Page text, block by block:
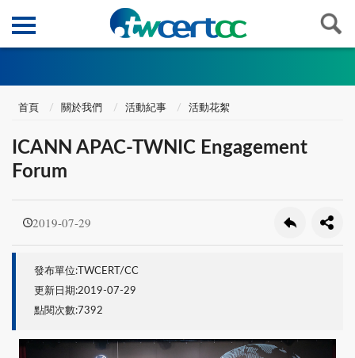
首頁 關於我們 活動紀事 活動花絮
ICANN APAC-TWNIC Engagement
Forum
2019-07-29
發布單位:TWCERT/CC
更新日期:2019-07-29
點閱次數:7392